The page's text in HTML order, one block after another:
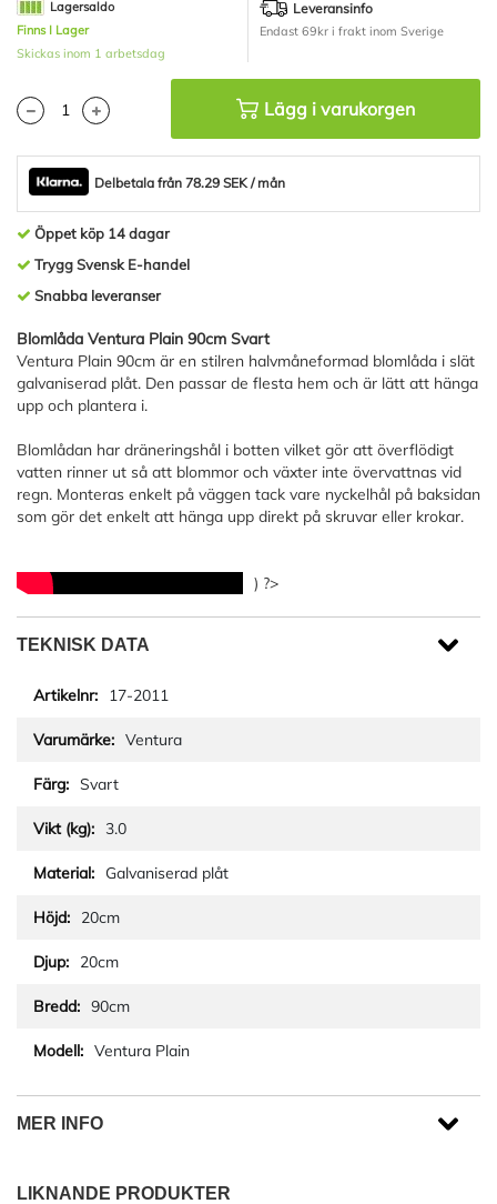
bildgalleriet
Lagersaldo
Finns I Lager
Skickas inom 1 arbetsdag
Leveransinfo
Endast 69kr i frakt inom Sverige
Lägg i varukorgen
Delbetala från 78.29 SEK / mån
Öppet köp 14 dagar
Trygg Svensk E-handel
Snabba leveranser
Blomlåda Ventura Plain 90cm Svart
Ventura Plain 90cm är en stilren halvmåneformad blomlåda i slät
galvaniserad plåt. Den passar de flesta hem och är lätt att hänga
upp och plantera i.
Blomlådan har dräneringshål i botten vilket gör att överflödigt
vatten rinner ut så att blommor och växter inte övervattnas vid
regn. Monteras enkelt på väggen tack vare nyckelhål på baksidan
som gör det enkelt att hänga upp direkt på skruvar eller krokar.
) ?>
TEKNISK DATA
17-2011
Ventura
Svart
3.0
Galvaniserad plåt
20cm
20cm
90cm
Ventura Plain
MER INFO
LIKNANDE PRODUKTER